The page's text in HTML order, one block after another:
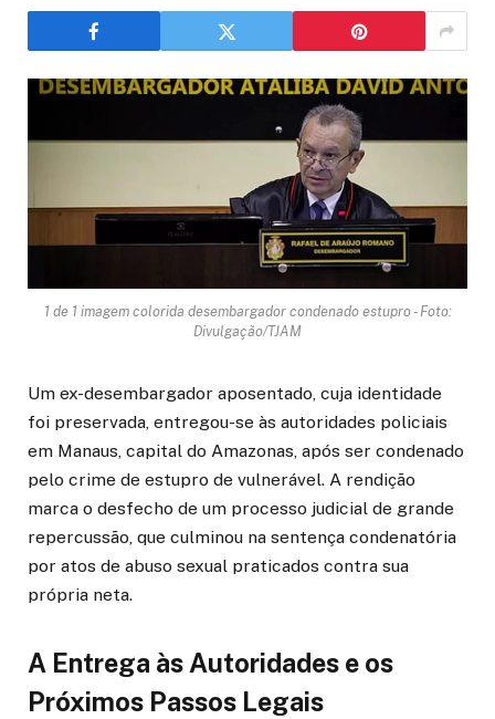
1 de 1 imagem colorida desembargador condenado estupro - Foto:
Divulgação/TJAM
Um ex-desembargador aposentado, cuja identidade
foi preservada, entregou-se às autoridades policiais
em Manaus, capital do Amazonas, após ser condenado
pelo crime de estupro de vulnerável. A rendição
marca o desfecho de um processo judicial de grande
repercussão, que culminou na sentença condenatória
por atos de abuso sexual praticados contra sua
própria neta.
A Entrega às Autoridades e os
Próximos Passos Legais